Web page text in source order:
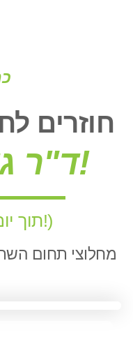
חוזרים
ד"ר גדעון הכט!
(*תוךבלבד!)
מחלוצי תחום